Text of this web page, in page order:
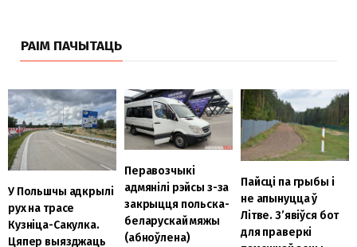
РАІМ ПАЧЫТАЦЬ
У Польшчы адкрылі
рух на трасе
Кузніца-Сакулка.
Цяпер выязджаць
Перавозчыкі
адмянілі рэйсы з-за
закрыцця польска-
беларускай мяжы
(абноўлена)
Пайсці па грыбы і
не апынуцца ў
Літве. З’явіўся бот
для праверкі